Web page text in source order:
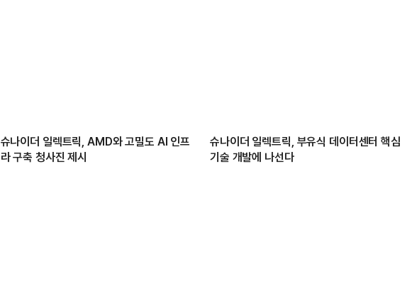
슈나이더 일렉트릭, AMD와 고밀도 AI 인프
라 구축 청사진 제시
슈나이더 일렉트릭, 부유식 데이터센터 핵심
기술 개발에 나선다